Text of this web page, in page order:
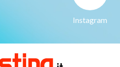
Instagram